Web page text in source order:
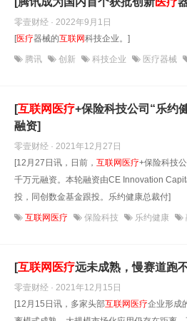
零壹财经 · 2022年9月1日
[医疗器械的互联网科技企业。]
腾讯 创新 科技企业 医疗器械
[互联网 医疗+保险科技公司“乐约
融资]
零壹财经 · 2021年12月27日
[12月27日讯，日前， 互联网医疗+保险科技
千万元融资。本轮融资由CE Innovation
投，同创数金基金跟投。乐约健康总裁付]
互联网医疗 保险科技 乐约健康
[互联网 医疗远未成熟，慢赛道跑
零壹财经 · 2021年12月15日
[12月15日讯，多家头部互联网医疗企业形成